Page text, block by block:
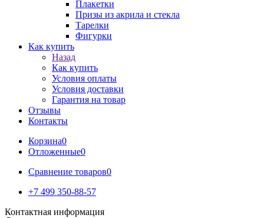
Плакетки
Призы из акрила и стекла
Тарелки
Фигурки
Как купить
Назад
Как купить
Условия оплаты
Условия доставки
Гарантия на товар
Отзывы
Контакты
Корзина0
Отложенные0
Сравнение товаров0
+7 499 350-88-57
Контактная информация